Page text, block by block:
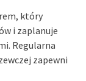
który
i zaplanuje
Regularna
zapewni